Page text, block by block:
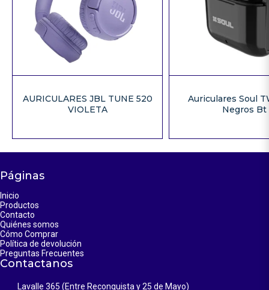
AURICULARES JBL TUNE 520
VIOLETA
Auriculares Soul
Negros Bt
Páginas
Inicio
Productos
Contacto
Quiénes somos
Cómo Comprar
Política de devolución
Preguntas Frecuentes
Contactanos
Lavalle 365 (Entre Reconquista y 25 de Mayo)